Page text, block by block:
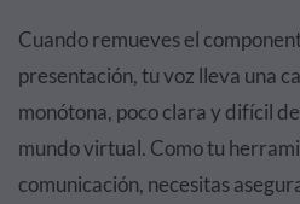
Cuando remueves el
presentación, tu voz lleva una
monótona, poco clara y difícil
mundo virtual. Como tu
comunicación, necesitas